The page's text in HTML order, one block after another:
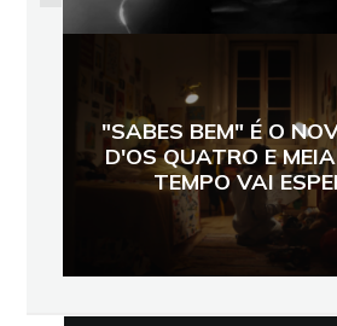
"SABES BEM" É O
D'OS QUATRO E
TEMPO VAI